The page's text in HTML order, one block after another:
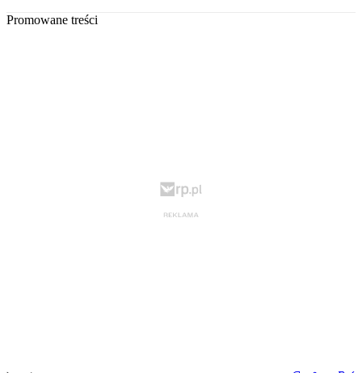
Promowane treści